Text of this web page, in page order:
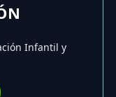
Infantil y